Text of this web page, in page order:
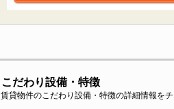
こだわり設備・特徴
賃貸物件のこだわり設備・特徴の詳細情報をチ